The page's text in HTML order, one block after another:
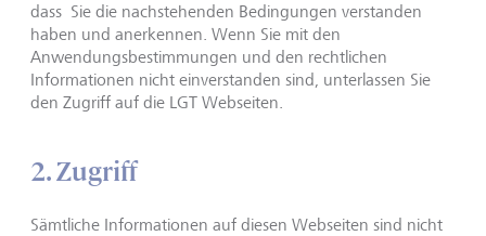
dass Sie die nachstehenden Bedingungen verstanden
haben und anerkennen. Wenn Sie mit den
Anwendungsbestimmungen und den rechtlichen
Informationen nicht einverstanden sind, unterlassen Sie
den Zugriff auf die LGT Webseiten.
2. Zugriff
Sämtliche Informationen auf diesen Webseiten sind nicht